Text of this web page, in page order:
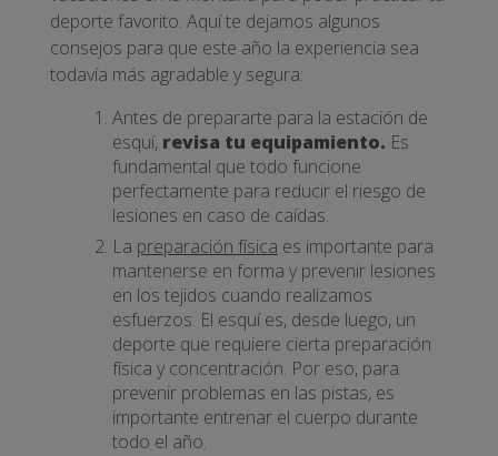
deporte favorito. Aquí te dejamos algunos
consejos para que este año la experiencia sea
todavía más agradable y segura:
Antes de prepararte para la estación de
esquí, revisa tu equipamiento. Es
fundamental que todo funcione
perfectamente para reducir el riesgo de
lesiones en caso de caídas.
La preparación física es importante para
mantenerse en forma y prevenir lesiones
en los tejidos cuando realizamos
esfuerzos. El esquí es, desde luego, un
deporte que requiere cierta preparación
física y concentración. Por eso, para
prevenir problemas en las pistas, es
importante entrenar el cuerpo durante
todo el año.